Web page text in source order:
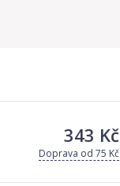
343 Kč
Doprava od 75 Kč